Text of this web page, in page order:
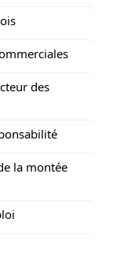
des
la montée